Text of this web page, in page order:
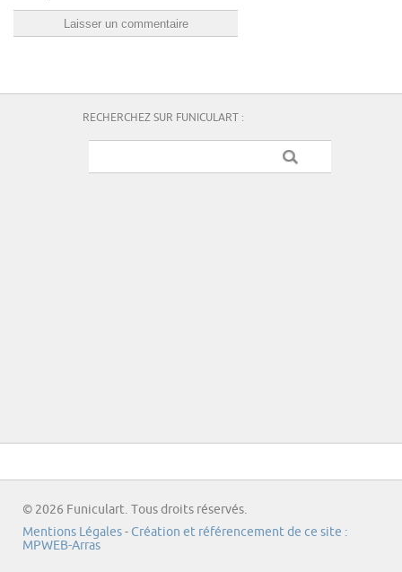
RECHERCHEZ SUR FUNICULART :
© 2026 Funiculart. Tous droits réservés.
Mentions Légales - Création et référencement de ce site :
MPWEB-Arras